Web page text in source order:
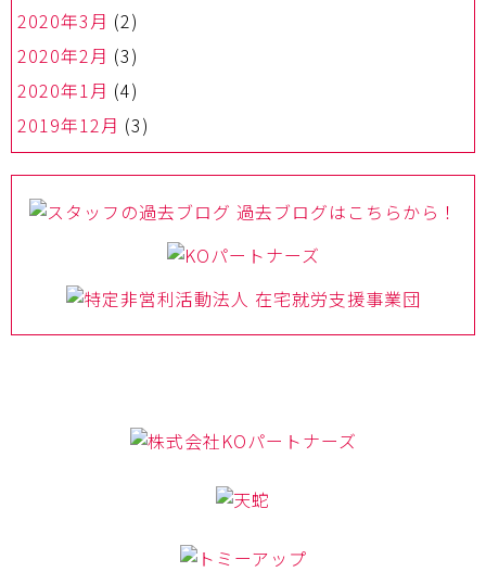
2020年3月 (2)
2020年2月 (3)
2020年1月 (4)
2019年12月 (3)